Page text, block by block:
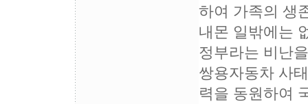
하여 가족의 생
내몬 일밖에는
정부라는 비난
쌍용자동차 사
력을 동원하여